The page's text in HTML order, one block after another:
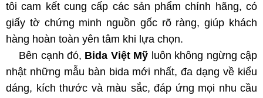
tôi cam kết cung cấp các sản phẩm chính hãng, có
giấy tờ chứng minh nguồn gốc rõ ràng, giúp khách
hàng hoàn toàn yên tâm khi lựa chọn.
Bên cạnh đó, Bida Việt Mỹ luôn không ngừng cập
nhật những mẫu bàn bida mới nhất, đa dạng về kiểu
dáng, kích thước và màu sắc, đáp ứng mọi nhu cầu